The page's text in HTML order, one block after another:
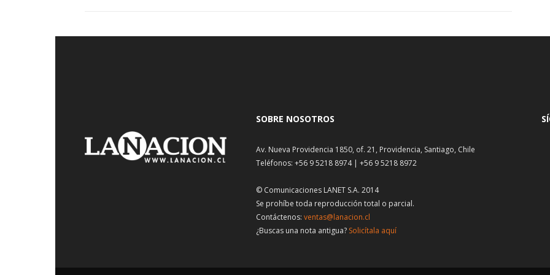
SOBRE NOSOTROS
Av. Nueva Providencia 1850, of. 21, Providencia, Santiago, Chile
Teléfonos: +56 9 5218 8974 | +56 9 5218 8972
© Comunicaciones LANET S.A. 2014
Se prohíbe toda reproducción total o parcial.
Contáctenos: ventas@lanacion.cl
¿Buscas una nota antigua? Solicítala aquí